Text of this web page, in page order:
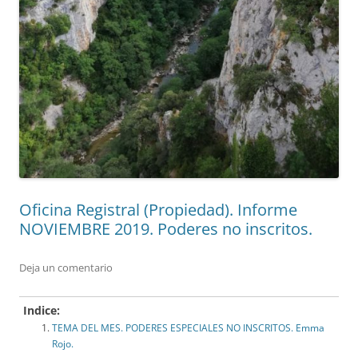
Oficina Registral (Propiedad). Informe
NOVIEMBRE 2019. Poderes no inscritos.
Deja un comentario
Indice:
TEMA DEL MES. PODERES ESPECIALES NO INSCRITOS. Emma
Rojo.